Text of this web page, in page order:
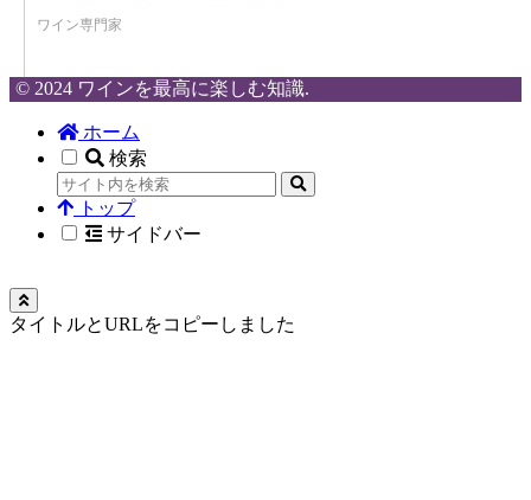
ワイン専門家
© 2024 ワインを最高に楽しむ知識.
ホーム
検索
トップ
サイドバー
タイトルとURLをコピーしました